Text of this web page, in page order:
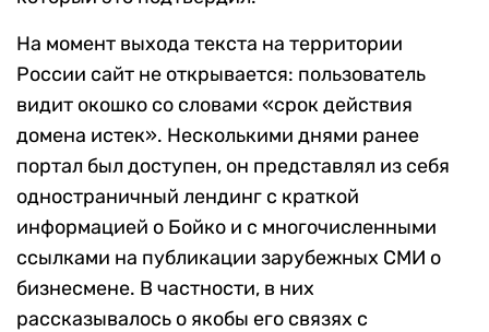
На момент выхода текста на территории
России сайт не открывается: пользователь
видит окошко со словами «срок действия
домена истек». Несколькими днями ранее
портал был доступен, он представлял из себя
одностраничный лендинг с краткой
информацией о Бойко и с многочисленными
ссылками на публикации зарубежных СМИ о
бизнесмене. В частности, в них
рассказывалось о якобы его связях с